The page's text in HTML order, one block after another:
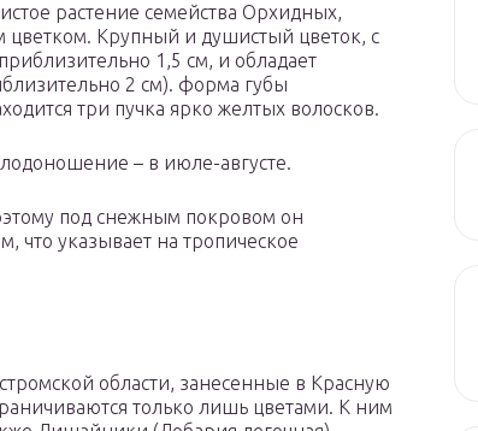
растение семейства Орхидных,
Крупный и душистый цветок, с
1,5 см, и обладает
2 см). форма губы
три пучка ярко желтых волосков.
– в июле-августе.
под снежным покровом он
что указывает на тропическое
области, занесенные в Красную
только лишь цветами. К ним